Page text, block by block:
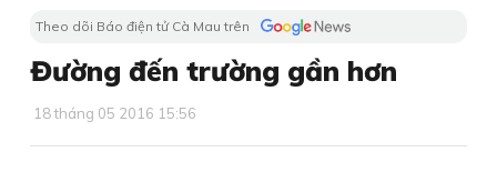
Theo dõi Báo điện tử Cà Mau trên
Đường đến trường gần hơn
18 tháng 05 2016 15:56